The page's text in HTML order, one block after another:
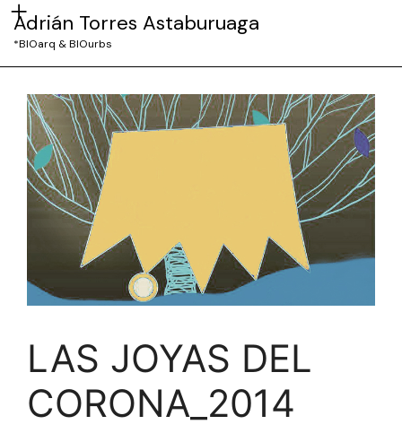
Adrián Torres Astaburuaga
*BIOarq & BIOurbs
LAS JOYAS DEL
CORONA_2014